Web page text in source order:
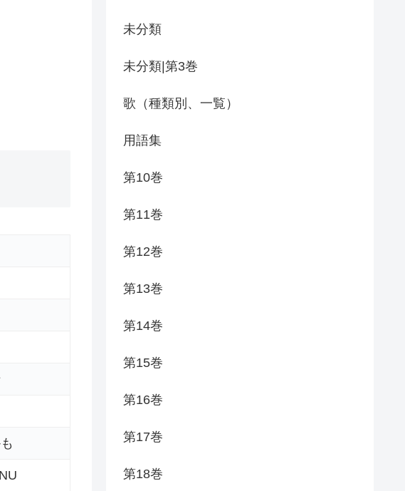
未分類
未分類|第3巻
歌（種類別、一覧）
用語集
第10巻
第11巻
第12巻
第13巻
第14巻
第15巻
第16巻
第17巻
第18巻